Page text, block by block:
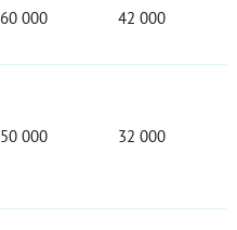
60 000 42 000
50 000 32 000